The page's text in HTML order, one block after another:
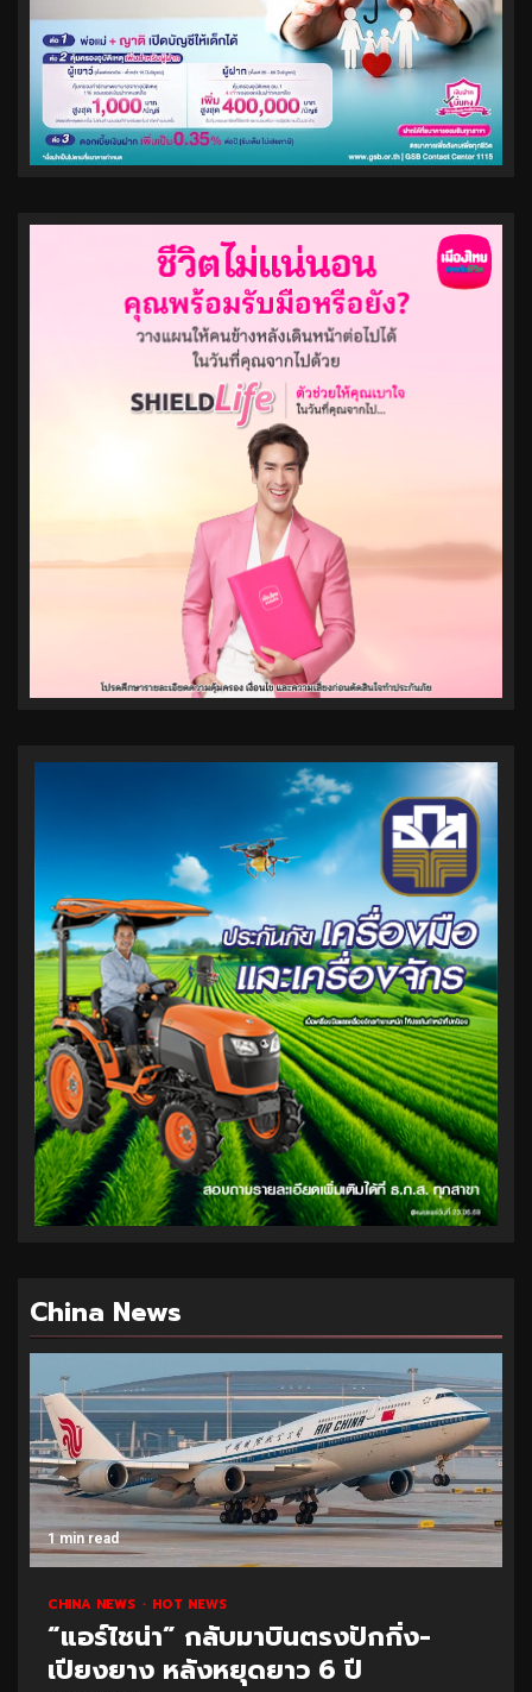
China News
1 min read
CHINA NEWS HOT NEWS
“แอร์ไชน่า” กลับมาบินตรงปักกิ่ง-
เปียงยาง หลังหยุดยาว 6 ปี